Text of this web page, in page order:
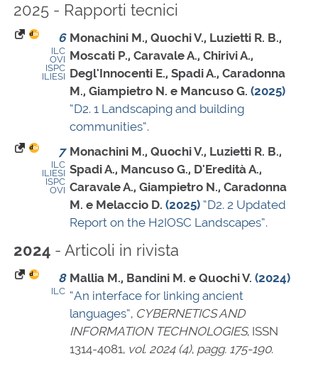
2025 - Rapporti tecnici
6
ILC
OVI
ISPC
ILIESI
Monachini M., Quochi V., Luzietti R. B.,
Moscati P., Caravale A., Chirivi A.,
Degl'Innocenti E., Spadi A., Caradonna
M., Giampietro N. e Mancuso G. (2025)
“D2. 1 Landscaping and building
communities”.
7
ILC
ILIESI
ISPC
OVI
Monachini M., Quochi V., Luzietti R. B.,
Spadi A., Mancuso G., D'Eredità A.,
Caravale A., Giampietro N., Caradonna
M. e Melaccio D. (2025) “D2. 2 Updated
Report on the H2IOSC Landscapes”.
2024 - Articoli in rivista
8
ILC
Mallia M., Bandini M. e Quochi V. (2024)
“An interface for linking ancient
languages”, CYBERNETICS AND
INFORMATION TECHNOLOGIES, ISSN
1314-4081, vol. 2024 (4), pagg. 175-190.